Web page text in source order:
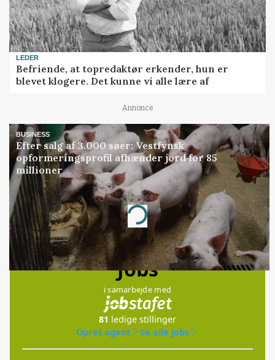
LEDER
Befriende, at topredaktør erkender, hun er
blevet klogere. Det kunne vi alle lære af
Annonce
BUSINESS
Efter salg af 3.000 søer: Vestfynsk
opformeringsprofil afhænder jord for 85
millioner
Annonce
Loading...
Jobs
i samarbejde med
81 ledige stillinger
Opret agent
Se alle jobs